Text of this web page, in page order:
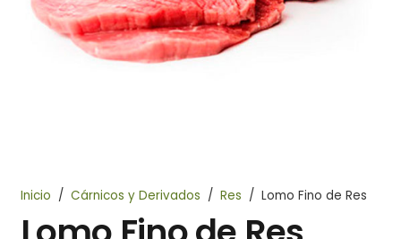
Inicio / Cárnicos y Derivados / Res / Lomo Fino de Res